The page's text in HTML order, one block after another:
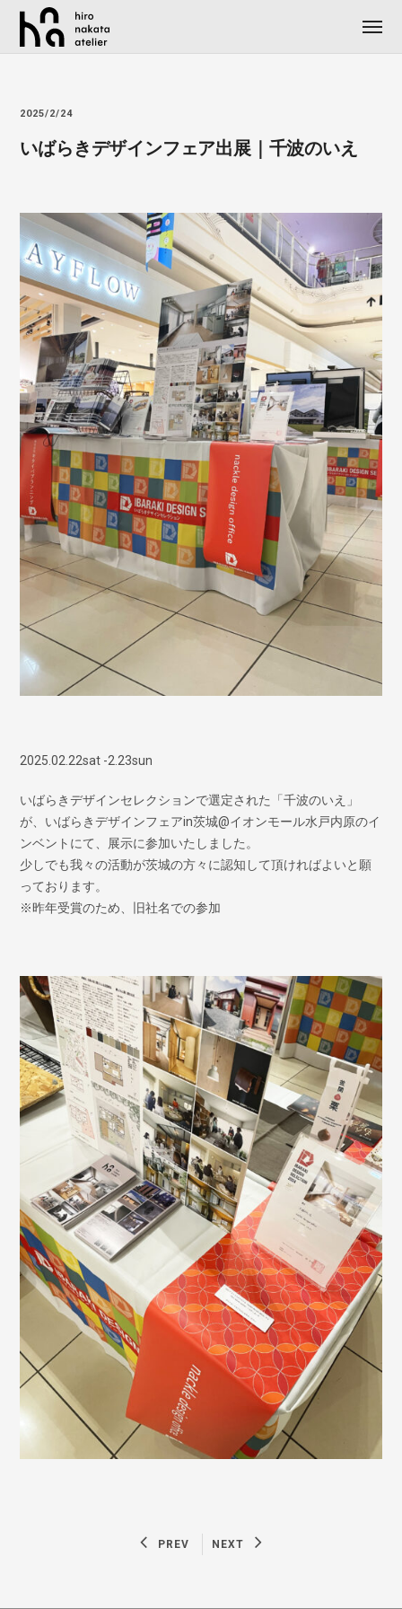
2025/2/24
いばらきデザインフェア出展｜千波のいえ
2025.02.22sat -2.23sun
いばらきデザインセレクションで選定された「千波のいえ」
が、いばらきデザインフェアin茨城@イオンモール水戸内原のイ
ンベントにて、展示に参加いたしました。
少しでも我々の活動が茨城の方々に認知して頂ければよいと願
っております。
※昨年受賞のため、旧社名での参加
PREV NEXT